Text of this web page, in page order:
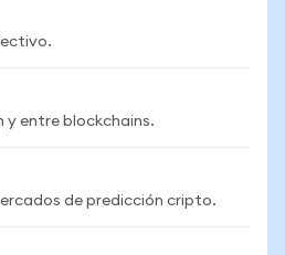
y entre blockchains.
de predicción cripto.